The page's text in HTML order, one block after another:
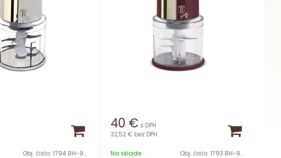
Obj. čislo:1794 BH-9688
40 € s DPH
32,52 € bez DPH
Na sklade Obj. čislo: 1793 BH-9689